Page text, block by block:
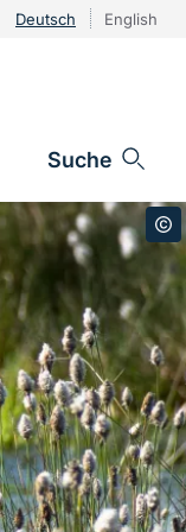
Deutsch English
Suche